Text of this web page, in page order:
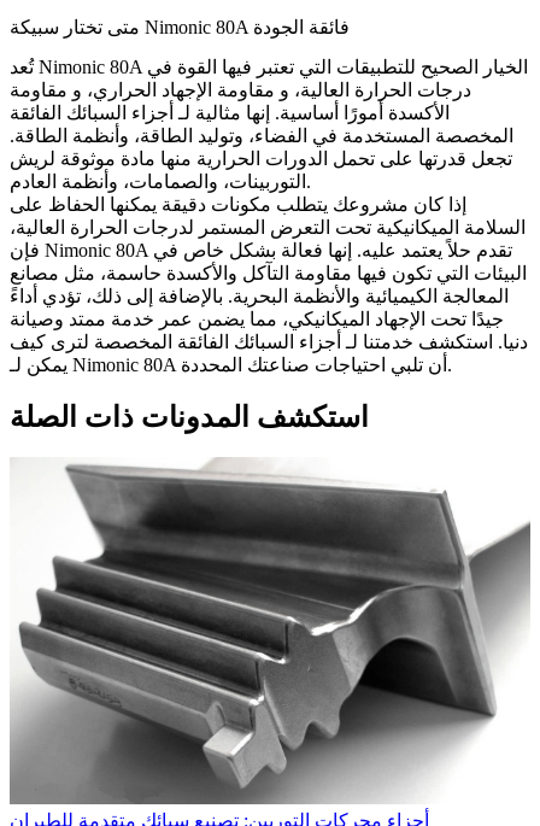
متى تختار سبيكة Nimonic 80A فائقة الجودة
تُعد Nimonic 80A الخيار الصحيح للتطبيقات التي تعتبر فيها القوة في
درجات الحرارة العالية، و مقاومة الإجهاد الحراري، و مقاومة
الأكسدة أمورًا أساسية. إنها مثالية لـ أجزاء السبائك الفائقة
المخصصة المستخدمة في الفضاء، وتوليد الطاقة، وأنظمة الطاقة.
تجعل قدرتها على تحمل الدورات الحرارية منها مادة موثوقة لريش
التوربينات، والصمامات، وأنظمة العادم.
إذا كان مشروعك يتطلب مكونات دقيقة يمكنها الحفاظ على
السلامة الميكانيكية تحت التعرض المستمر لدرجات الحرارة العالية،
فإن Nimonic 80A تقدم حلاً يعتمد عليه. إنها فعالة بشكل خاص في
البيئات التي تكون فيها مقاومة التآكل والأكسدة حاسمة، مثل مصانع
المعالجة الكيميائية والأنظمة البحرية. بالإضافة إلى ذلك، تؤدي أداءً
جيدًا تحت الإجهاد الميكانيكي، مما يضمن عمر خدمة ممتد وصيانة
دنيا. استكشف خدمتنا لـ أجزاء السبائك الفائقة المخصصة لترى كيف
يمكن لـ Nimonic 80A أن تلبي احتياجات صناعتك المحددة.
استكشف المدونات ذات الصلة
أجزاء محركات التوربين: تصنيع سبائك متقدمة للطيران